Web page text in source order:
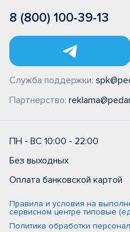
8 (800) 100-39-13
Служба поддержки:
Партнерство:
ПН - ВС 10:00 - 22:00
Без выходных
Оплата банковской картой
Правила и условия на
сервисном центре типовые
Политика обработки